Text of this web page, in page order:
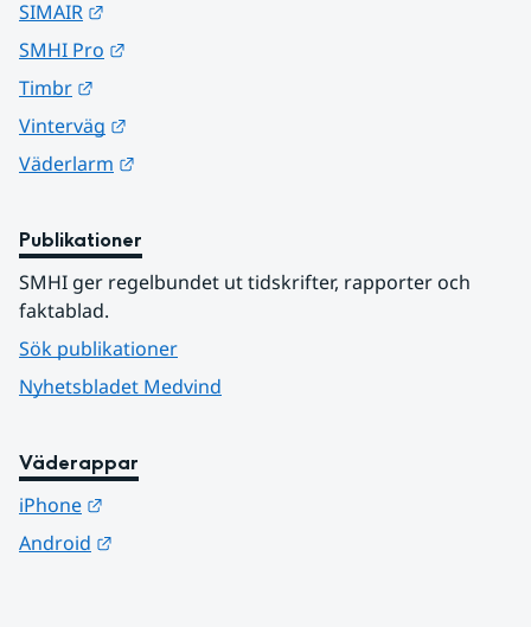
SIMAIR
SMHI Pro
Timbr
Vinterväg
Väderlarm
Publikationer
SMHI ger regelbundet ut tidskrifter, rapporter och
faktablad.
Sök publikationer
Nyhetsbladet Medvind
Väderappar
iPhone
Android